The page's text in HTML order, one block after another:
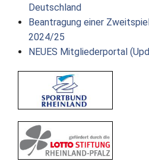
Deutschland
Beantragung einer
2024/25
NEUES Mitgliederportal